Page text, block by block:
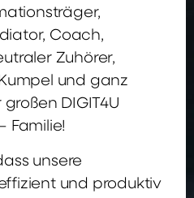
Coach,
Zuhörer,
und ganz
DIGIT4U
Familie!
unsere
und produktiv